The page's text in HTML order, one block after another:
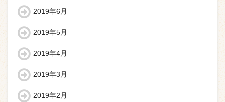
2019年6月
2019年5月
2019年4月
2019年3月
2019年2月